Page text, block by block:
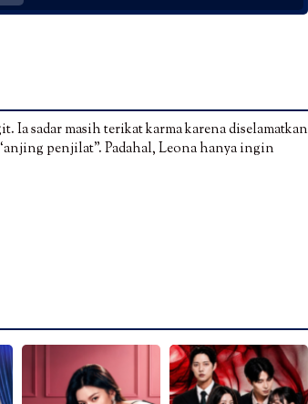
sadar masih terikat karma karena diselamatkan
penjilat”. Padahal, Leona hanya ingin